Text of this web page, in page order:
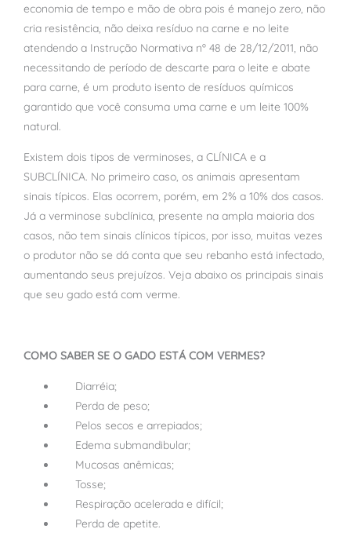
economia de tempo e mão de obra pois é manejo zero, não
cria resistência, não deixa resíduo na carne e no leite
atendendo a Instrução Normativa nº 48 de 28/12/2011, não
necessitando de período de descarte para o leite e abate
para carne, é um produto isento de resíduos químicos
garantido que você consuma uma carne e um leite 100%
natural.
Existem dois tipos de verminoses, a CLÍNICA e a
SUBCLÍNICA. No primeiro caso, os animais apresentam
sinais típicos. Elas ocorrem, porém, em 2% a 10% dos casos.
Já a verminose subclínica, presente na ampla maioria dos
casos, não tem sinais clínicos típicos, por isso, muitas vezes
o produtor não se dá conta que seu rebanho está infectado,
aumentando seus prejuízos. Veja abaixo os principais sinais
que seu gado está com verme.
COMO SABER SE O GADO ESTÁ COM VERMES?
Diarréia;
Perda de peso;
Pelos secos e arrepiados;
Edema submandibular;
Mucosas anêmicas;
Tosse;
Respiração acelerada e difícil;
Perda de apetite.